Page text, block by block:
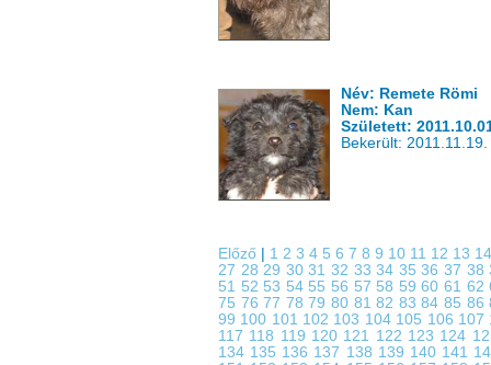
Név: Remete Römi
Nem: Kan
Született:
Bekerült: 2011.11.19.
Előző 1 2 3 4 5 6 7 8 9 10 11 12 13
27 2829 303132 3334 353637 38
51 52 53 54 55 56 57 58 596061 62
75 7677 787980 8182 838485 86
99 100 101 102 103 104 105 106 107
117 118 119 120 121 122 123 124
134 135 136 137 138 139 140 141